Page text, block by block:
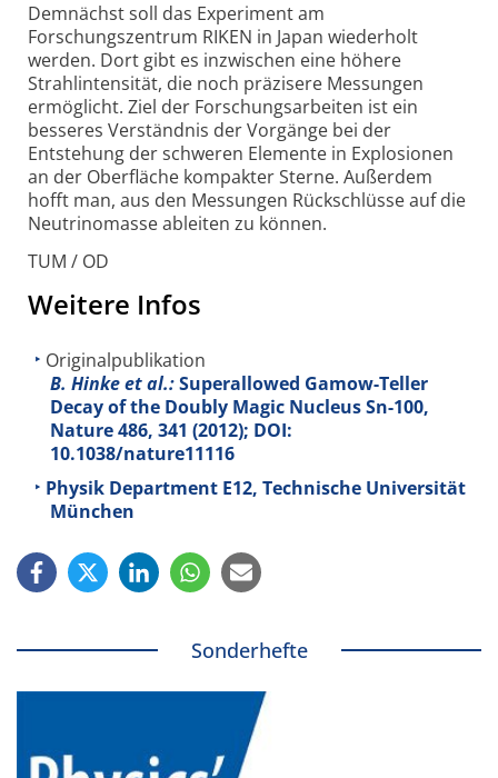
Demnächst soll das Experiment am
Forschungszentrum RIKEN in Japan wiederholt
werden. Dort gibt es inzwischen eine höhere
Strahlintensität, die noch präzisere Messungen
ermöglicht. Ziel der Forschungsarbeiten ist ein
besseres Verständnis der Vorgänge bei der
Entstehung der schweren Elemente in Explosionen
an der Oberfläche kompakter Sterne. Außerdem
hofft man, aus den Messungen Rückschlüsse auf die
Neutrinomasse ableiten zu können.
TUM / OD
Weitere Infos
Originalpublikation
B. Hinke et al.:Superallowed Gamow-Teller
Decay of the Doubly Magic Nucleus Sn-100,
Nature486, 341 (2012); DOI:
10.1038/nature11116
Physik Department E12, Technische Universität
München
Sonderhefte